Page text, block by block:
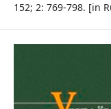
152; 2: 769-798. [in